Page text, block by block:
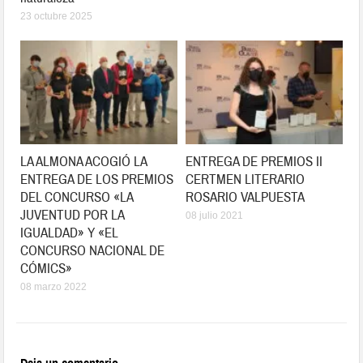
23 octubre 2025
LA ALMONA ACOGIÓ LA
ENTREGA DE LOS PREMIOS
DEL CONCURSO «LA
JUVENTUD POR LA
IGUALDAD» Y «EL
CONCURSO NACIONAL DE
CÓMICS»
08 marzo 2022
ENTREGA DE PREMIOS II
CERTMEN LITERARIO
ROSARIO VALPUESTA
08 julio 2021